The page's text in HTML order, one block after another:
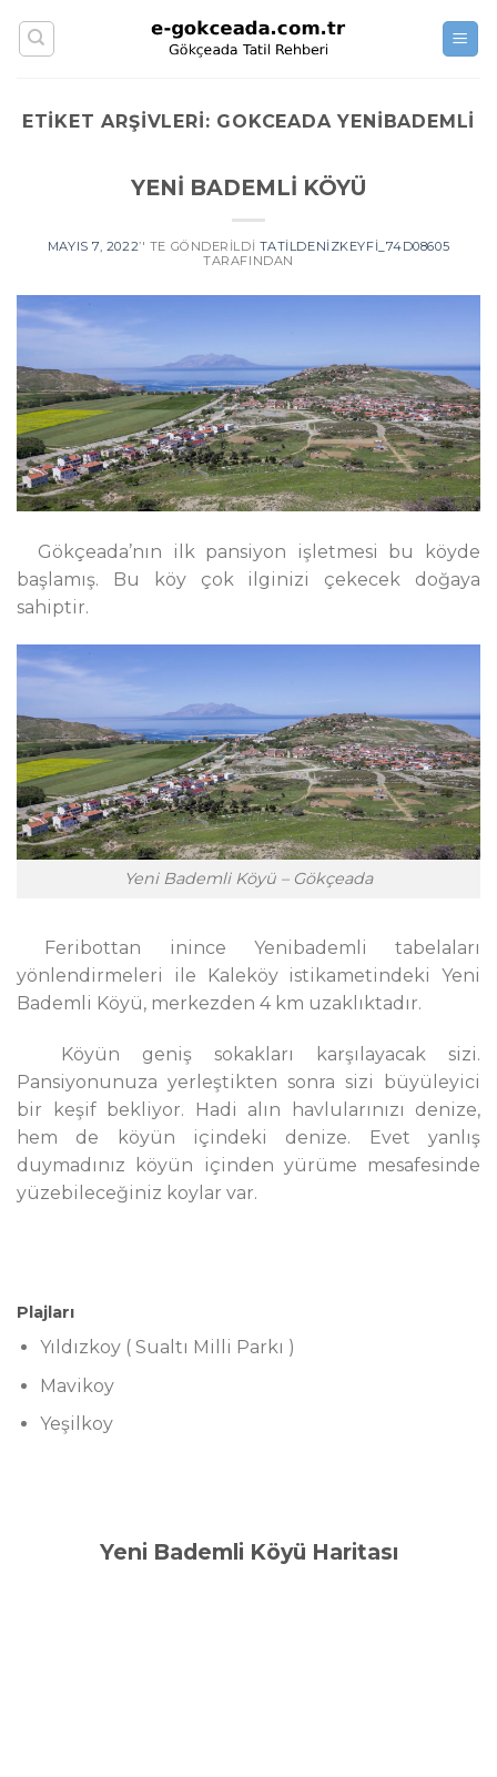
ETIKET ARŞIVLERI: GOKCEADA YENIBADEMLI
YENİ BADEMLİ KÖYÜ
MAYIS 7, 2022’' TE GÖNDERILDI TATILDENIZKEYFI_74D08605
TARAFINDAN
Gökçeada’nın ilk pansiyon işletmesi bu köyde
başlamış. Bu köy çok ilginizi çekecek doğaya
sahiptir.
Yeni Bademli Köyü – Gökçeada
Feribottan inince Yenibademli tabelaları
yönlendirmeleri ile Kaleköy istikametindeki Yeni
Bademli Köyü, merkezden 4 km uzaklıktadır.
Köyün geniş sokakları karşılayacak sizi.
Pansiyonunuza yerleştikten sonra sizi büyüleyici
bir keşif bekliyor. Hadi alın havlularınızı denize,
hem de köyün içindeki denize. Evet yanlış
duymadınız köyün içinden yürüme mesafesinde
yüzebileceğiniz koylar var.
Plajları
Yıldızkoy ( Sualtı Milli Parkı )
Mavikoy
Yeşilkoy
Yeni Bademli Köyü Haritası